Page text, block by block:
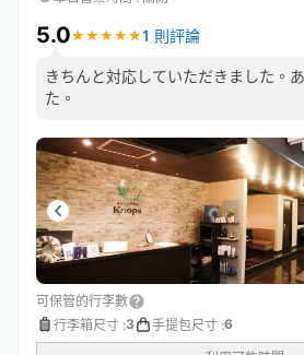
5.0★ ★ ★ ★ ★
★ ★ ★ ★ ★1 則評論
きちんと対応していただきました。
た。
可保管的行李數
行李箱尺寸 :3 手提包尺寸 :6